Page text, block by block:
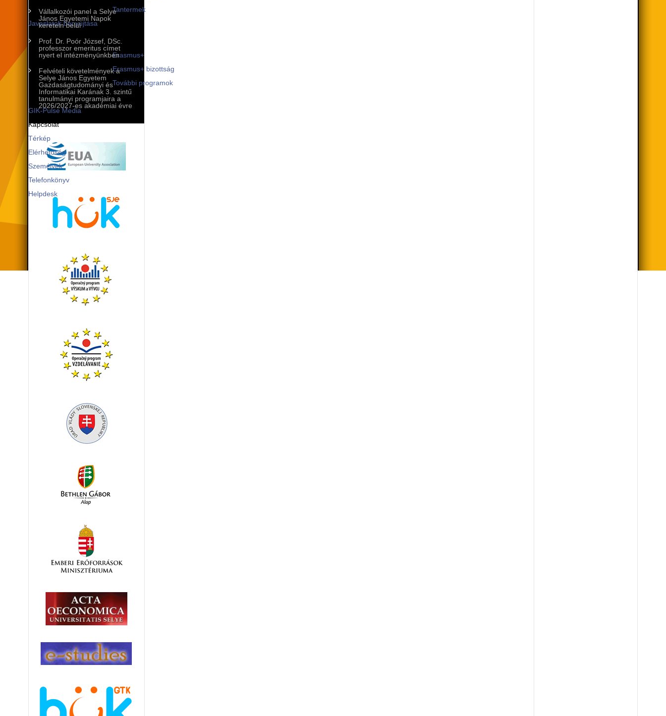
Tantermek
Javaslatok benyújtása
Nemzetközi kapcsolatok
Mobilitási programok
Erasmus+
Erasmus+ bizottság
További programok
Kommunikáció és PR
GIK-Pulse Media
Kapcsolat
Térkép
Elérhetőség
Személyek
Telefonkönyv
Helpdesk
Vállalkozói panel a Selye
János Egyetemi Napok
keretein belül
Prof. Dr. Poór József, DSc.
professzor emeritus címet
nyert el intézményünkben
Felvételi követelmények a
Selye János Egyetem
Gazdaságtudományi és
Informatikai Karának 3. szintű
tanulmányi programjaira a
2026/2027-es akadémiai évre